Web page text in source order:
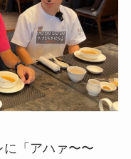
に「アハァ〜〜